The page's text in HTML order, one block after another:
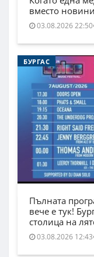
вместо новини
03.08.2026
БУРГАС
Пълната
вече е тук!
столица на
03.08.2026